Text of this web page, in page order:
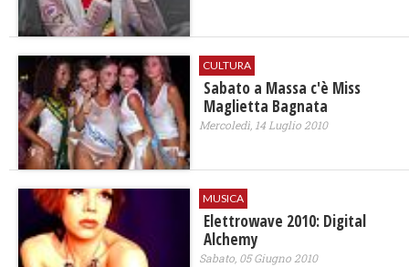
CULTURA
Sabato a Massa c'è Miss
Maglietta Bagnata
Mercoledì, 14 Luglio 2010
MUSICA
Elettrowave 2010: Digital
Alchemy
Sabato, 05 Giugno 2010